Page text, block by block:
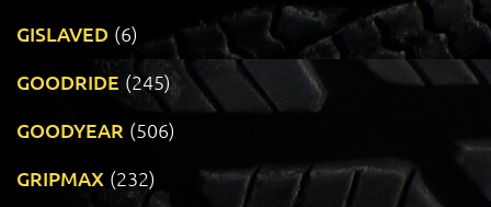
GISLAVED (6)
GOODRIDE (245)
GOODYEAR (506)
GRIPMAX (232)